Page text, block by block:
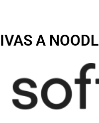
A NOODL